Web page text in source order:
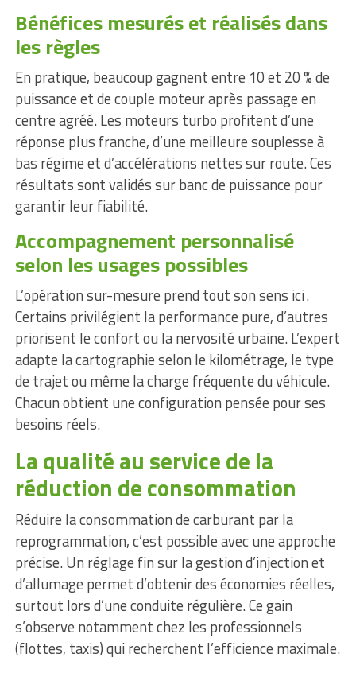
Bénéfices mesurés et réalisés dans
les règles
En pratique, beaucoup gagnent entre 10 et 20 % de
puissance et de couple moteur après passage en
centre agréé. Les moteurs turbo profitent d’une
réponse plus franche, d’une meilleure souplesse à
bas régime et d’accélérations nettes sur route. Ces
résultats sont validés sur banc de puissance pour
garantir leur fiabilité.
Accompagnement personnalisé
selon les usages possibles
L’opération sur-mesure prend tout son sens ici .
Certains privilégient la performance pure, d’autres
priorisent le confort ou la nervosité urbaine. L’expert
adapte la cartographie selon le kilométrage, le type
de trajet ou même la charge fréquente du véhicule.
Chacun obtient une configuration pensée pour ses
besoins réels.
La qualité au service de la
réduction de consommation
Réduire la consommation de carburant par la
reprogrammation, c’est possible avec une approche
précise. Un réglage fin sur la gestion d’injection et
d’allumage permet d’obtenir des économies réelles,
surtout lors d’une conduite régulière. Ce gain
s’observe notamment chez les professionnels
(flottes, taxis) qui recherchent l’efficience maximale.